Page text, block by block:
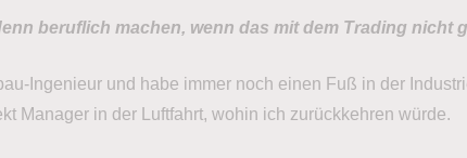
beruflich machen, wenn das mit dem Trading nicht
Ingenieur und habe immer noch einen Fuß in der
Manager in der Luftfahrt, wohin ich zurückkehren würde.